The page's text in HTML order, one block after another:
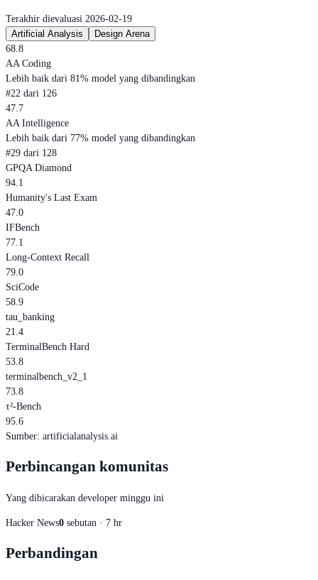
Terakhir dievaluasi 2026-02-19
Artificial Analysis
Design Arena
68.8
AA Coding
Lebih baik dari 81% model yang dibandingkan
#22 dari 126
47.7
AA Intelligence
Lebih baik dari 77% model yang dibandingkan
#29 dari 128
GPQA Diamond
94.1
Humanity's Last Exam
47.0
IFBench
77.1
Long-Context Recall
79.0
SciCode
58.9
tau_banking
21.4
TerminalBench Hard
53.8
terminalbench_v2_1
73.8
τ²-Bench
95.6
Sumber: artificialanalysis.ai
Perbincangan komunitas
Yang dibicarakan developer minggu ini
Hacker News0 sebutan · 7 hr
Perbandingan